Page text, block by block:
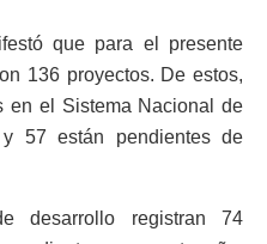
que para el presente
136 proyectos. De estos,
en el Sistema Nacional de
y 57 están pendientes de
desarrollo registran 74